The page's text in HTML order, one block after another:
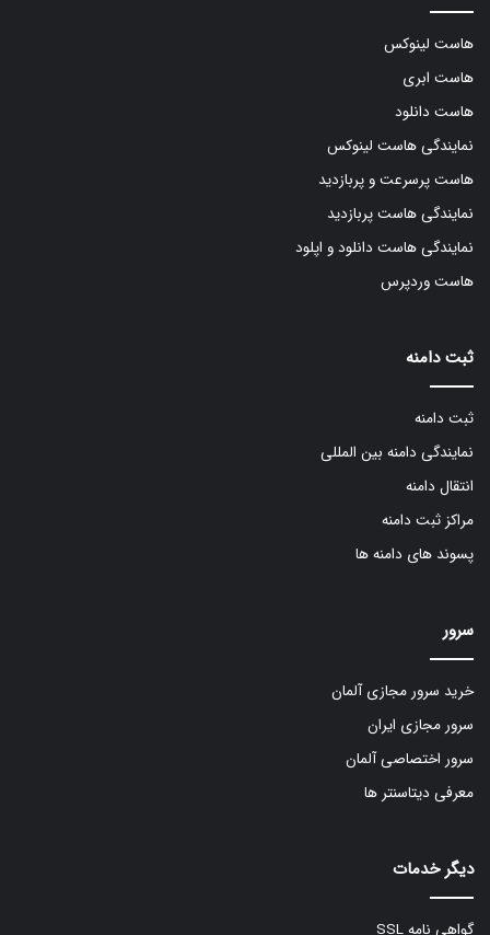
هاست لینوکس
هاست ابری
هاست دانلود
نمایندگی هاست لینوکس
هاست پرسرعت و پربازدید
نمایندگی هاست پربازدید
نمایندگی هاست دانلود و اپلود
هاست وردپرس
ثبت دامنه
ثبت دامنه
نمایندگی دامنه بین المللی
انتقال دامنه
مراکز ثبت دامنه
پسوند های دامنه ها
سرور
خرید سرور مجازی آلمان
سرور مجازی ایران
سرور اختصاصی آلمان
معرفی دیتاسنتر ها
دیگر خدمات